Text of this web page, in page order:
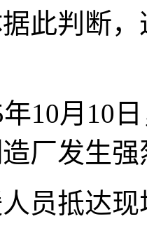
此判断
10月10
厂发生
员抵达